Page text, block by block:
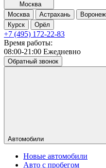
Москва
Москва
Астрахань Воронеж
Курск
Орёл
+7 (495) 172-22-83
Время работы:
08:00-21:00 Ежедневно
Обратный звонок
Автомобили
Новые автомобили
Авто с пробегом